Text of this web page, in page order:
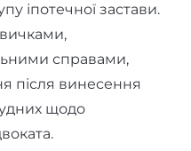
іпотечної застави.
справами,
після винесення
щодо